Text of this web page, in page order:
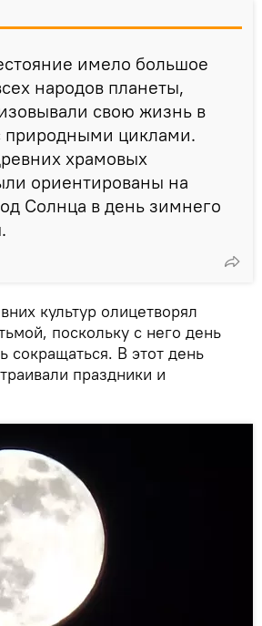
имело большое
народов планеты,
свою жизнь в
природными циклами.
храмовых
ориентированы на
Солнца в день зимнего
культур олицетворял
поскольку с него день
сокращаться. В этот день
праздники и